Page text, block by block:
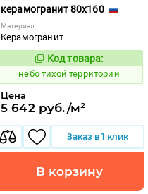
керамогранит 80x160
Материал:
Керамогранит
1122104
Код товара:
небо тихой территории
Цена
5 642 руб./м²
Заказ в 1 клик
В корзину